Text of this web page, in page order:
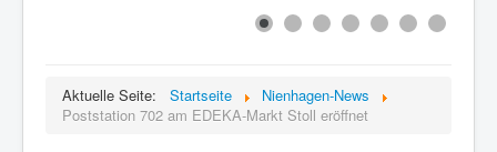
Aktuelle Seite: Startseite
Nienhagen-News
Poststation 702 am EDEKA-Markt Stoll eröffnet